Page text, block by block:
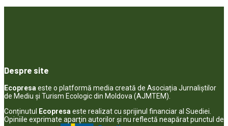
Despre site
Ecopresa este o platformă media creată de Asociația Jurnaliștilor
de Mediu și Turism Ecologic din Moldova (AJMTEM).
Conținutul Ecopresa este realizat cu sprijinul financiar al Suediei.
Opiniile exprimate aparţin autorilor şi nu reflectă neapărat punctul de